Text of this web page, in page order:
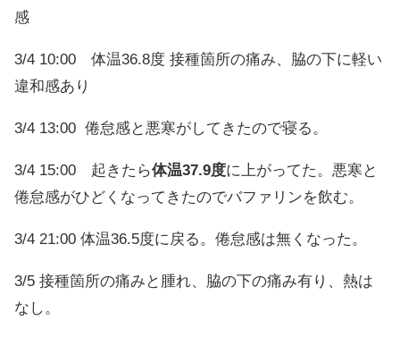
感
3/4 10:00 体温36.8度 接種箇所の痛み、脇の下に軽い
違和感あり
3/4 13:00 倦怠感と悪寒がしてきたので寝る。
3/4 15:00 起きたら体温37.9度に上がってた。悪寒と
倦怠感がひどくなってきたのでバファリンを飲む。
3/4 21:00 体温36.5度に戻る。倦怠感は無くなった。
3/5 接種箇所の痛みと腫れ、脇の下の痛み有り、熱は
なし。